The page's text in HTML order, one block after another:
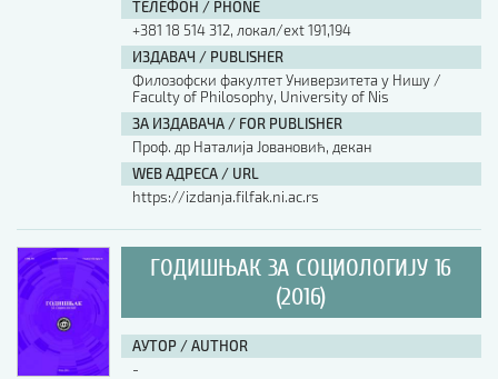
ТЕЛЕФОН / PHONE
+381 18 514 312, локал/ext 191,194
ИЗДАВАЧ / PUBLISHER
Филозофски факултет Универзитета у Нишу /
Faculty of Philosophy, University of Nis
ЗА ИЗДАВАЧА / FOR PUBLISHER
Проф. др Наталија Јовановић, декан
WEB АДРЕСА / URL
https://izdanja.filfak.ni.ac.rs
ГОДИШЊАК ЗА СОЦИОЛОГИЈУ 16
(2016)
АУТОР / AUTHOR
-